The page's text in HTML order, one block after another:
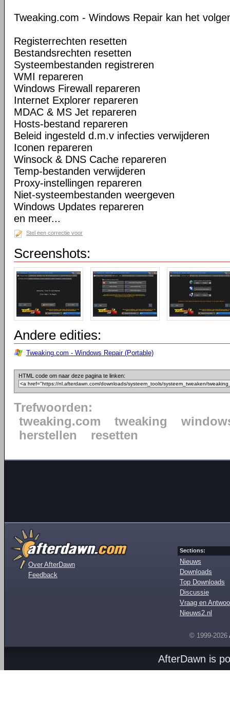
Tweaking.com - Windows Repair kan het
Registerrechten resetten
Bestandsrechten resetten
Systeembestanden registreren
WMI repareren
Windows Firewall repareren
Internet Explorer repareren
MDAC & MS Jet repareren
Hosts-bestand repareren
Beleid ingesteld d.m.v infecties verwijderen
Iconen repareren
Winsock & DNS Cache repareren
Temp-bestanden verwijderen
Proxy-instellingen repareren
Niet-systeembestanden weergeven
Windows Updates repareren
en meer...
Stel een correctie voor
Screenshots:
Andere edities:
Tweaking.com - Windows Repair (Portable)
HTML code om naar deze pagina te linken:
Trefwoorden:
tweaking.com
tweaking
herstellen
resetten
Over AfterDawn
Feedback
Sections:
Nieuws
Downloads
Top Downloads
Discussie
Vraag en
Nieuws2.nl
© 1999-2026
AfterDawn is